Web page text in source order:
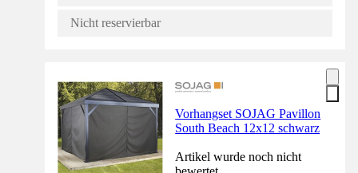
Nicht reservierbar
Vorhangset SOJAG Pavillon
South Beach 12x12 schwarz
Artikel wurde noch nicht